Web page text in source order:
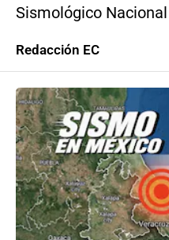
Sismológico Nacional
Redacción EC